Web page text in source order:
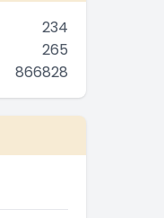
234
265
866828